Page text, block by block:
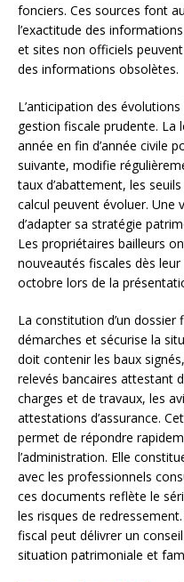
fonciers. Ces sources font
l’exactitude des
et sites non officiels
des informations obsolètes.
L’anticipation des
gestion fiscale prudente. La
année en fin d’année civile
suivante, modifie
taux d’abattement, les
calcul peuvent évoluer. Une
d’adapter sa stratégie
Les propriétaires bailleurs
nouveautés fiscales dès
octobre lors de la
La constitution d’un
démarches et sécurise la
doit contenir les baux
relevés bancaires attestant
charges et de travaux, les
attestations d’assurance.
permet de répondre
l’administration. Elle
avec les professionnels
ces documents reflète le
les risques de
fiscal peut délivrer un
situation patrimoniale et